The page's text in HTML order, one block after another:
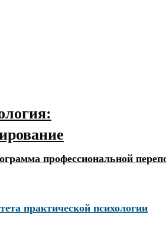
профессиональной
практической психологии